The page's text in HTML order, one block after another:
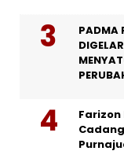
PADMA